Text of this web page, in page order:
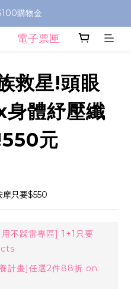
購物金
電子票匣
救星!頭眼
身體紓壓纖
元
摩只要$550
不踩雷專區] 1+1只要
計畫]任選2件88折 on